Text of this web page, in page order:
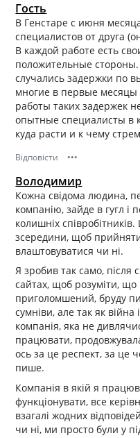
Гость
В Генстаре с июня
специалистов от друга
В каждой работе есть
положительные
случались задержки по
многие в первые
работы таких задержек
опытные специалисты в
куда расти и к чему
Відповісти •••
Володимир
Кожна свідома людина,
компанію, зайде в гугл і
колишніх
зсередини, щоб
влаштовуватися чи ні.
Я зробив так само, після
сайтах, щоб розуміти,
приголомшений, бруду
сумніви, але так як
компанія, яка не
працювати,
ось за це респект, за це
пише.
Компанія в якій я
функціонувати, все
взагалі жодних
чи ні, ми просто були у